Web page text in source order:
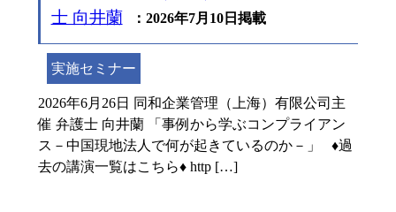
士 向井蘭
：2026年7月10日掲載
実施セミナー
2026年6月26日 同和企業管理（上海）有限公司主
催 弁護士 向井蘭 「事例から学ぶコンプライアン
ス－中国現地法人で何が起きているのか－」 ♦過
去の講演一覧はこちら♦ http […]